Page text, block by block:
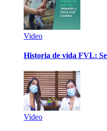
Video
Historia de vida FVL:
Video